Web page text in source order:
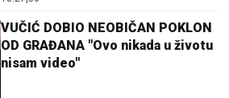
VUČIĆ DOBIO NEOBIČAN POKLON
OD GRAĐANA "Ovo nikada u životu
nisam video"